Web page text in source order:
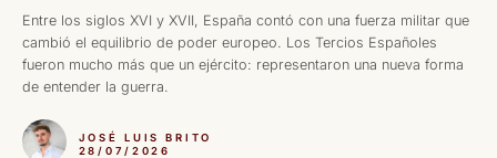
Entre los siglos XVI y XVII, España contó con una fuerza militar que
cambió el equilibrio de poder europeo. Los Tercios Españoles
fueron mucho más que un ejército: representaron una nueva forma
de entender la guerra.
JOSÉ LUIS BRITO
28/07/2026